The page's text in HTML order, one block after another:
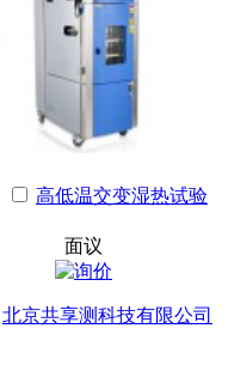
高低温交变湿热试验
面议
北京共享测科技有限公司